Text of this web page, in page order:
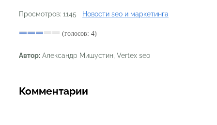
Просмотров: 1145 Новости seo и маркетинга
(голосов: 4)
Автор: Александр Мишустин, Vertex seo
Комментарии